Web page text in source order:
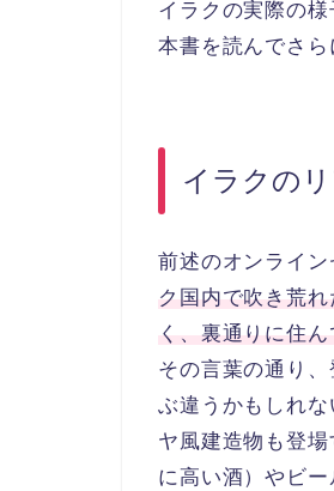
イラクの実際の
本書を読んでさら
イラクの
前述のオンライ
ク国内で吹き荒
く、裏通りに住
その言葉の通り
ぶ違うかもしれ
ヤ風建造物も登
に高い酒）やビ